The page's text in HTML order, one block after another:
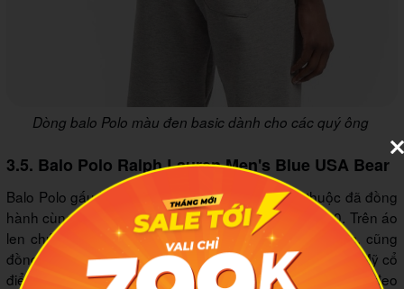
Dòng balo Polo màu đen basic dành cho các quý ông
3.5. Balo Polo Ralph Lauren Men's Blue USA Bear
Balo Polo gấu USA lấy hình ảnh chú gấu quen thuộc đã đồng
hành cùng thương hiệu Ralph Lauren từ thập niên 90. Trên áo
len chú gấu có in hình cờ Mỹ thể hiện tình yêu nước, cũng
đồng thời thể hiện sự đẳng cấp và tinh tế của một nước Mỹ cổ
điển. Sản phẩm được làm từ loại vải 100% cotton, có dây đeo